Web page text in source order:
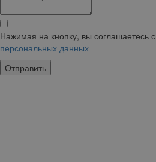
Нажимая на кнопку, вы соглашаетесь с
персональных данных
Отправить